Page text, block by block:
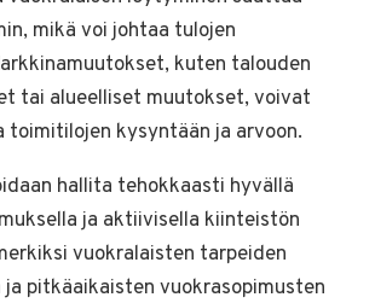
mikä voi johtaa tulojen
kuten talouden
tai alueelliset muutokset, voivat
toimitilojen kysyntään ja arvoon.
hallita tehokkaasti hyvällä
ja aktiivisella kiinteistön
vuokralaisten tarpeiden
pitkäaikaisten vuokrasopimusten